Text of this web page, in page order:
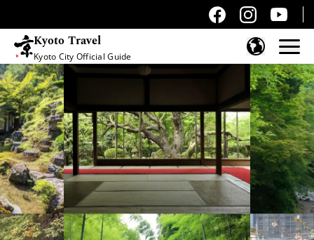
Kyoto Travel
Kyoto City Official Guide
콘텐츠 건너뛰기